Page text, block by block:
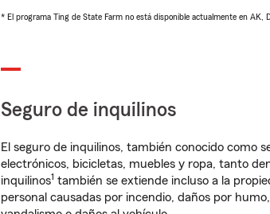
* El programa Ting de State Farm no está disponible actualmente en AK,
Seguro de inquilinos
El seguro de inquilinos, también conocido como
electrónicos, bicicletas, muebles y ropa, tanto
inquilinos1 también se extiende incluso a la
personal causadas por incendio, daños por